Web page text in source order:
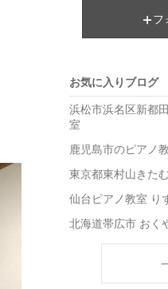
フ
お気に入りブログ
浜松市浜名区新都
室
鹿児島市のピアノ
東京都東村山きた
仙台ピアノ教室 り
北海道帯広市 おく